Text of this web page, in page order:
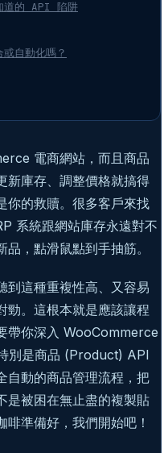
道的 API 陷阱
自動化嗎？
電商網站，而且商品
新庫存、調整價格就搞得
你的救贖。很多客戶來找
系統跟網站庫存永遠對不
，點滑鼠點到手抽筋。
到這種重複性高、又容易
勁。這根本就是應該讓程
帶你深入 WooCommerce
別是商品 (Product) API
自動的商品管理流程，把
是被困在無止盡的複製貼
啡準備好，我們開始吧！